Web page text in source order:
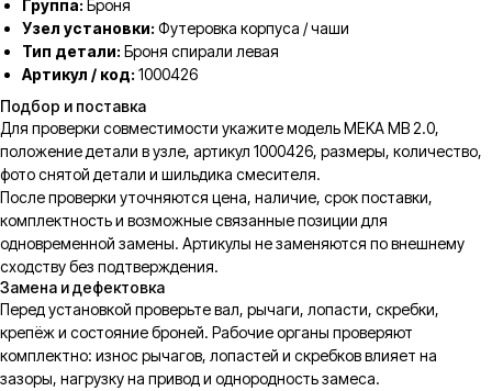
Группа: Броня
Узел установки: Футеровка корпуса / чаши
Тип детали: Броня спирали левая
Артикул / код: 1000426
Подбор и поставка
Для проверки совместимости укажите модель MEKA MB 2.0,
положение детали в узле, артикул 1000426, размеры, количество,
фото снятой детали и шильдика смесителя.
После проверки уточняются цена, наличие, срок поставки,
комплектность и возможные связанные позиции для
одновременной замены. Артикулы не заменяются по внешнему
сходству без подтверждения.
Замена и дефектовка
Перед установкой проверьте вал, рычаги, лопасти, скребки,
крепёж и состояние броней. Рабочие органы проверяют
комплектно: износ рычагов, лопастей и скребков влияет на
зазоры, нагрузку на привод и однородность замеса.